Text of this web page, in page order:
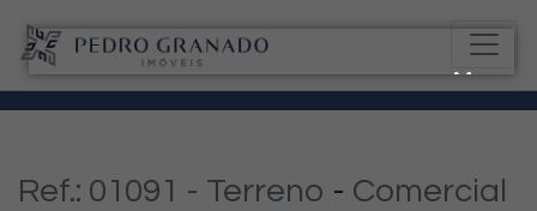
Ref.: 01091 - Terreno - Comercial